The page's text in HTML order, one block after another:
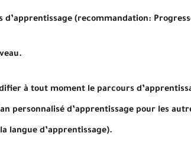
d’apprentissage (recommandation:
à tout moment le parcours
personnalisé d’apprentissage pour les
langue d’apprentissage).